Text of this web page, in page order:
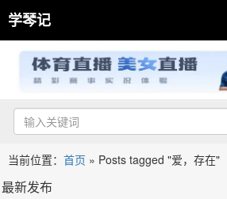
学琴记
当前位置： 首页 » Posts tagged "爱，存在"
最新发布